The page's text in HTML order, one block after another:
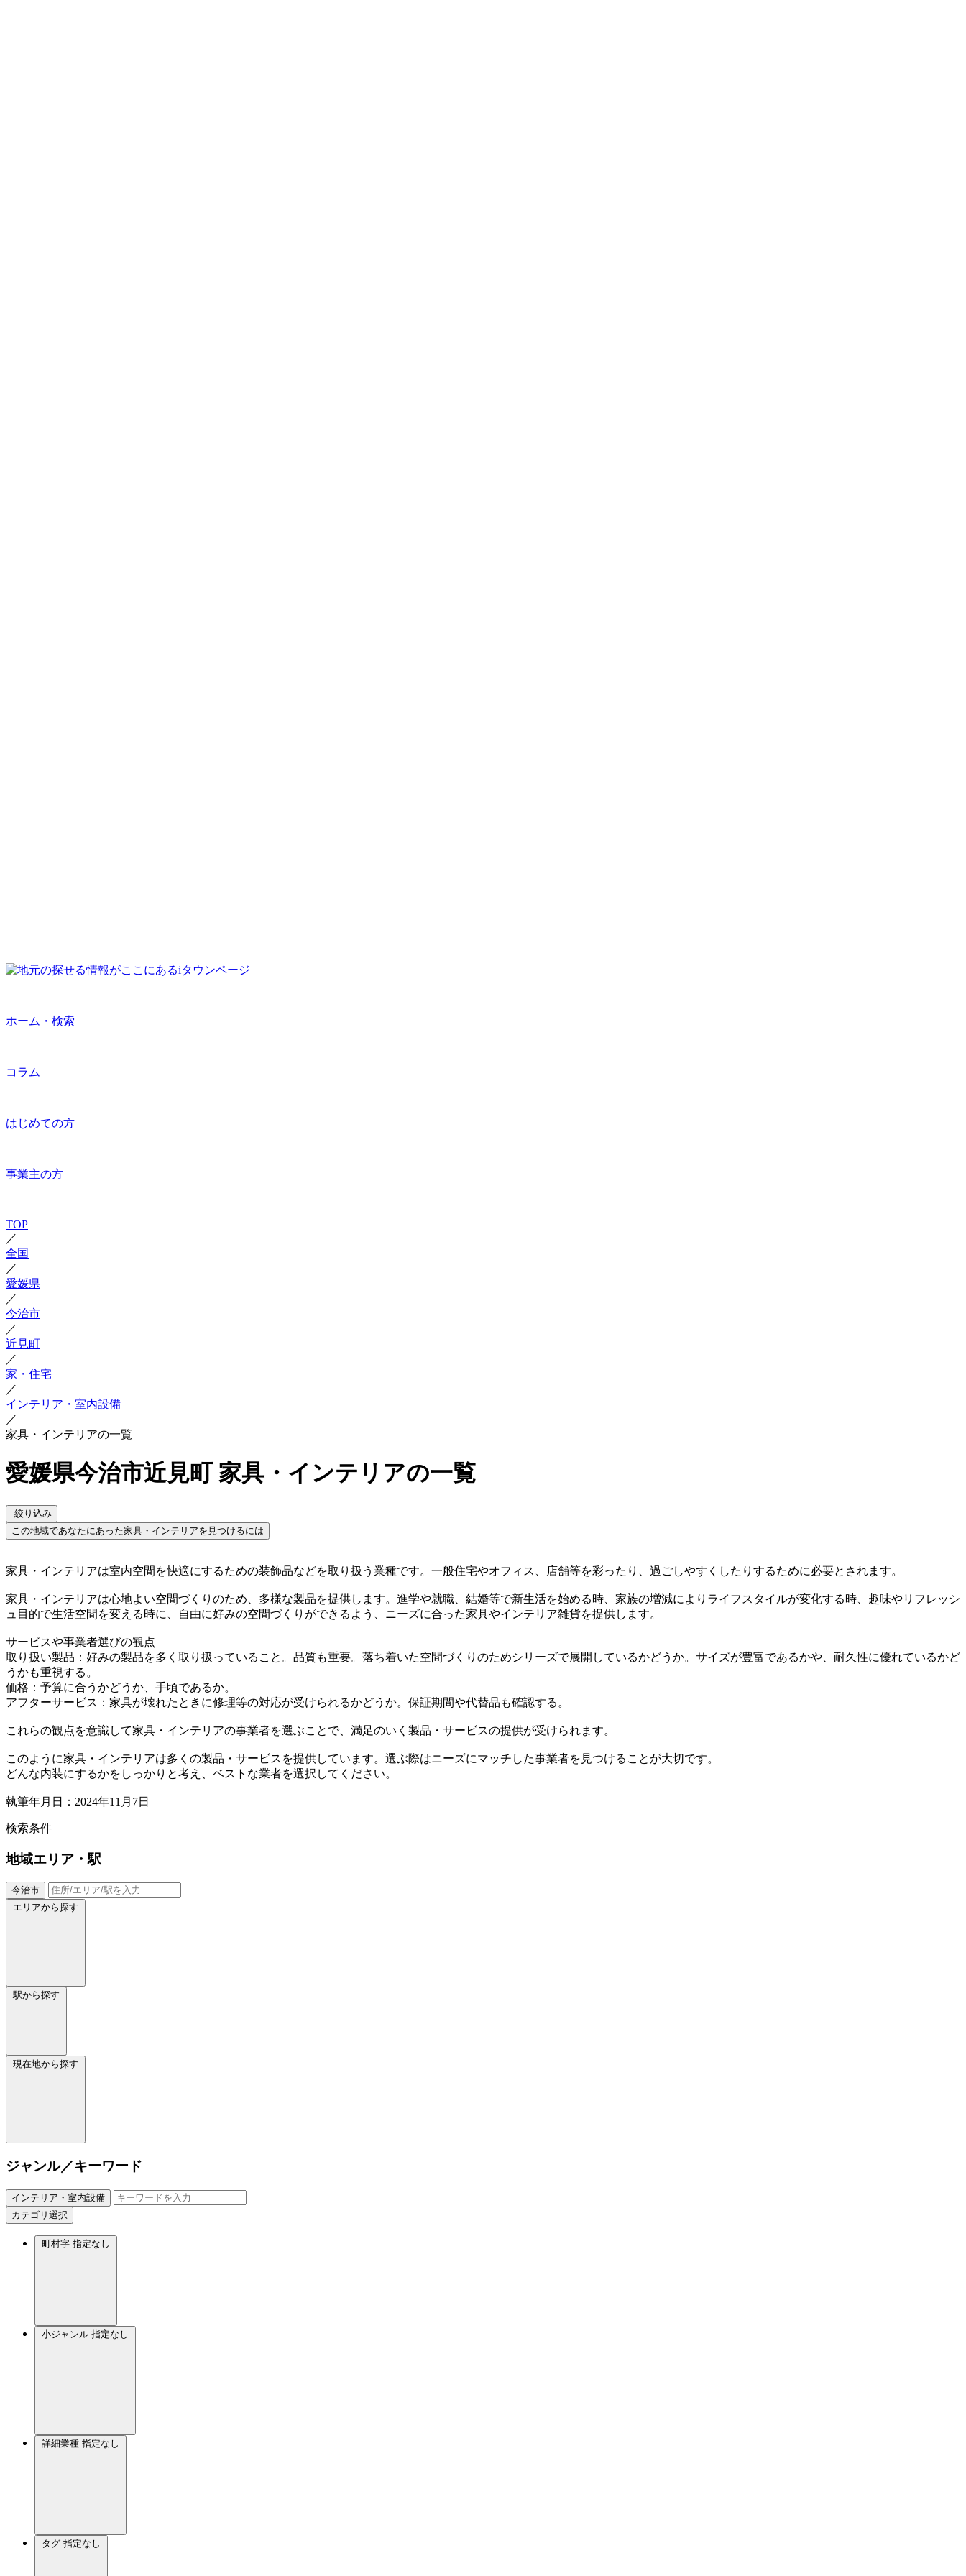
ホーム・検索
コラム
はじめての方
事業主の方
TOP
／
全国
／
愛媛県
／
今治市
／
近見町
／
家・住宅
／
インテリア・室内設備
／
家具・インテリアの一覧
愛媛県今治市近見町 家具・インテリアの一覧
絞り込み
この地域であなたにあった家具・インテリアを見つけるには
家具・インテリアは室内空間を快適にするための装飾品などを取り扱う業種です。一般住宅やオフィス、店舗等を彩ったり、過ごしやすくしたりするために必要とされます。
家具・インテリアは心地よい空間づくりのため、多様な製品を提供します。進学や就職、結婚等で新生活を始める時、家族の増減によりライフスタイルが変化する時、趣味やリフレッシ
ュ目的で生活空間を変える時に、自由に好みの空間づくりができるよう、ニーズに合った家具やインテリア雑貨を提供します。
サービスや事業者選びの観点
取り扱い製品：好みの製品を多く取り扱っていること。品質も重要。落ち着いた空間づくりのためシリーズで展開しているかどうか。サイズが豊富であるかや、耐久性に優れているかど
うかも重視する。
価格：予算に合うかどうか、手頃であるか。
アフターサービス：家具が壊れたときに修理等の対応が受けられるかどうか。保証期間や代替品も確認する。
これらの観点を意識して家具・インテリアの事業者を選ぶことで、満足のいく製品・サービスの提供が受けられます。
このように家具・インテリアは多くの製品・サービスを提供しています。選ぶ際はニーズにマッチした事業者を見つけることが大切です。
どんな内装にするかをしっかりと考え、ベストな業者を選択してください。
執筆年月日：2024年11月7日
検索条件
地域エリア・駅
今治市
エリアから探す
駅から探す
現在地から探す
ジャンル／キーワード
インテリア・室内設備
カテゴリ選択
町村字 指定なし
小ジャンル 指定なし
詳細業種 指定なし
タグ 指定なし